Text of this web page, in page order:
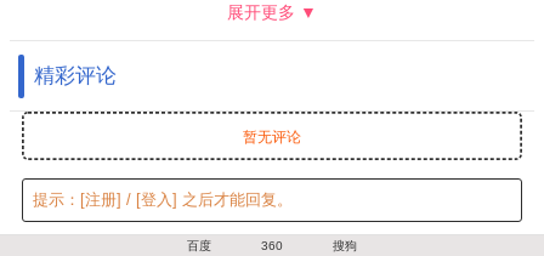
展开更多 ▼
精彩评论
暂无评论
提示： [注册] / [登入] 之后才能回复。
百度 360 搜狗